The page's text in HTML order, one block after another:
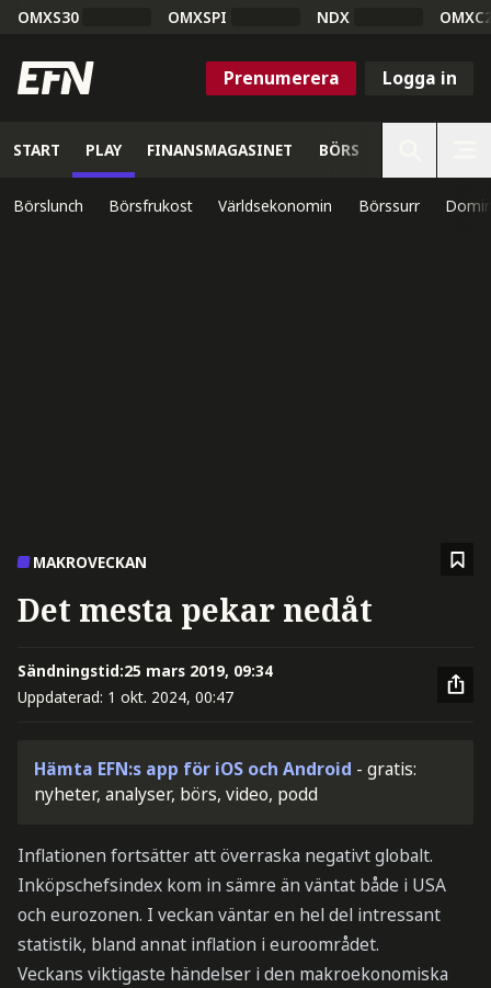
OMXS30 OMXSPI NDX
Prenumerera Logga in
START PLAY FINANSMAGASINET BÖRS
Börslunch Börsfrukost Världsekonomin Börssurr
MAKROVECKAN
Det mesta pekar nedåt
Sändningstid:25 mars 2019, 09:34
Uppdaterad: 1 okt. 2024, 00:47
Hämta EFN:s app för iOS och Android - gratis:
nyheter, analyser, börs, video, podd
Inflationen fortsätter att överraska negativt globalt.
Inköpschefsindex kom in sämre än väntat både i USA
och eurozonen. I veckan väntar en hel del intressant
statistik, bland annat inflation i euroområdet.
Veckans viktigaste händelser i den makroekonomiska